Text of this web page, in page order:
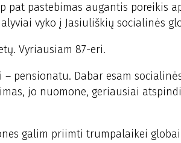
pat pastebimas augantis poreikis
vyko į Jasiuliškių socialinės
Vyriausiam 87-eri.
pensionatu. Dabar esam
jo nuomone, geriausiai
galim priimti trumpalaikei